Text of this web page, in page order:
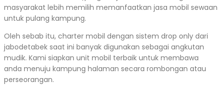
masyarakat lebih memilih memanfaatkan jasa mobil sewaan
untuk pulang kampung.
Oleh sebab itu, charter mobil dengan sistem drop only dari
jabodetabek saat ini banyak digunakan sebagai angkutan
mudik. Kami siapkan unit mobil terbaik untuk membawa
anda menuju kampung halaman secara rombongan atau
perseorangan.